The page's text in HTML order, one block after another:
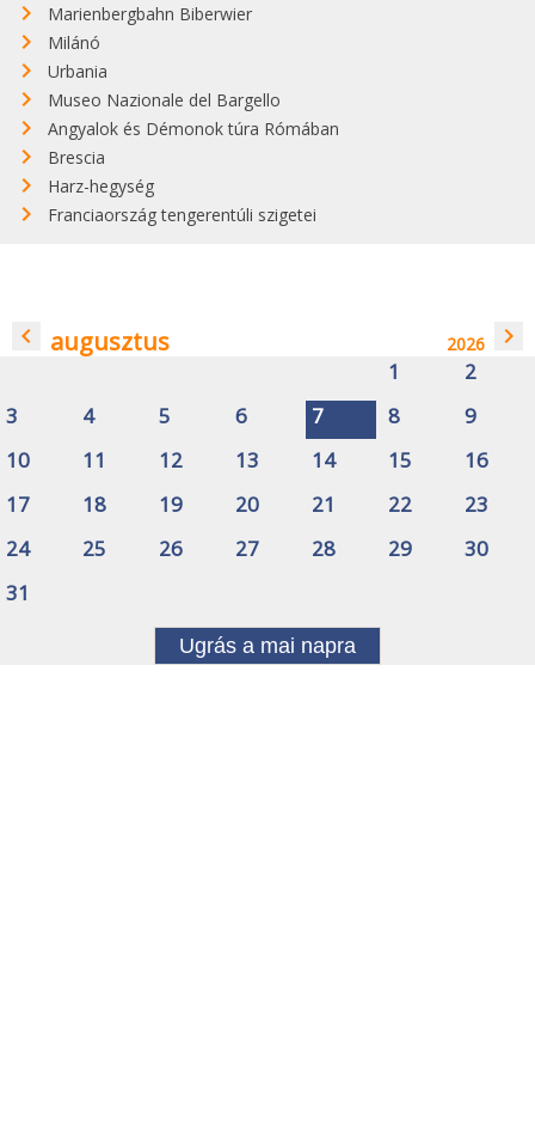
Marienbergbahn Biberwier
Milánó
Urbania
Museo Nazionale del Bargello
Angyalok és Démonok túra Rómában
Brescia
Harz-hegység
Franciaország tengerentúli szigetei
navigate_before augusztus 2026 navigate_next
1
2
3
4 5 6 7 8
9
10
11 12 13 14 15
16
17
18 19 20 21 22
23
24
25 26 27 28 29
30
31
Ugrás a mai napra